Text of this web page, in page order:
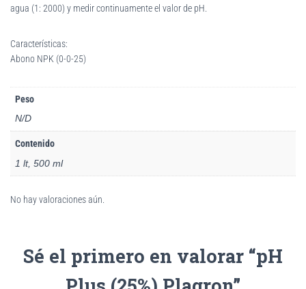
agua (1: 2000) y medir continuamente el valor de pH.
Características:
Abono NPK (0-0-25)
Peso
N/D
Contenido
1 lt, 500 ml
No hay valoraciones aún.
Sé el primero en valorar “pH